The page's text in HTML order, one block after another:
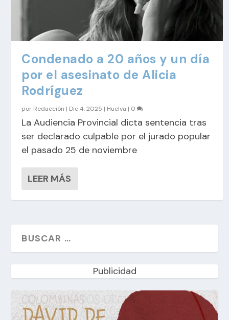
Condenado a 20 años y un día
por el asesinato de Alicia
Rodríguez
por Redacción | Dic 4, 2025 | Huelva | 0
La Audiencia Provincial dicta sentencia tras
ser declarado culpable por el jurado popular
el pasado 25 de noviembre
LEER MÁS
Publicidad